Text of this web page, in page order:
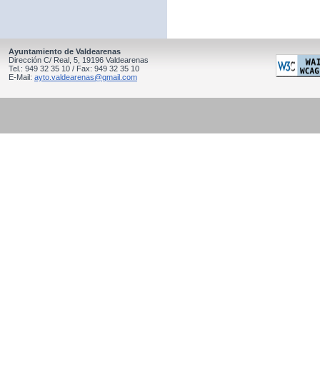
Ayuntamiento de Valdearenas
Dirección C/ Real, 5, 19196 Valdearenas
Tel.: 949 32 35 10 / Fax: 949 32 35 10
E-Mail: ayto.valdearenas@gmail.com